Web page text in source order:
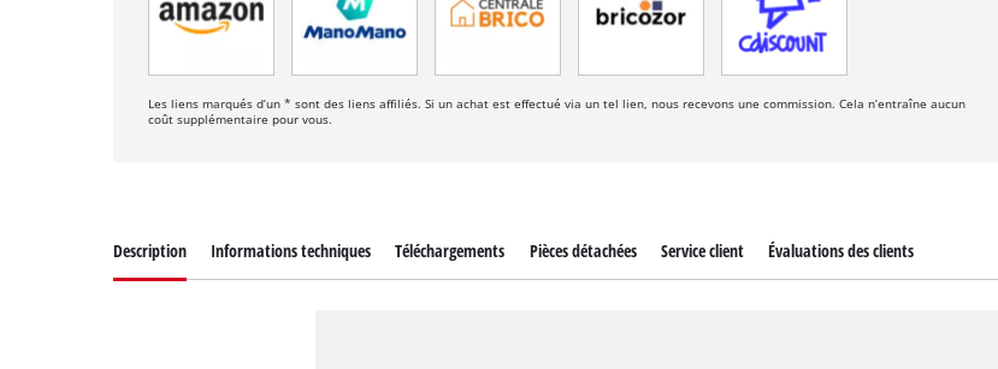
Les liens marqués d’un * sont des liens affiliés. Si un achat est effectué via un tel lien, nous recevons une commission. Cela n’entraîne aucun
coût supplémentaire pour vous.
Description Informations techniques Téléchargements Pièces détachées Service client Évaluations des clients